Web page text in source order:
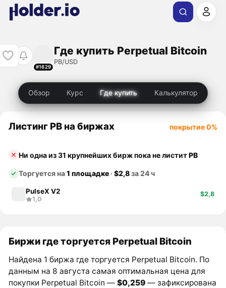
#1629
Где купить Perpetual Bitcoin
PB/USD
Обзор Курс Где купить Калькулятор
Листинг PB на биржах покрытие 0%
Ни одна из 31 крупнейших бирж пока не листитPB
Торгуется на1 площадке ·$2,8за 24 ч
PulseX V2
1,0
$2,8
Биржи где торгуется Perpetual Bitcoin
Найдена 1 биржа где торгуется Perpetual Bitcoin. По
данным на 8 августа самая оптимальная цена для
покупки Perpetual Bitcoin —$0,259 — зафиксирована